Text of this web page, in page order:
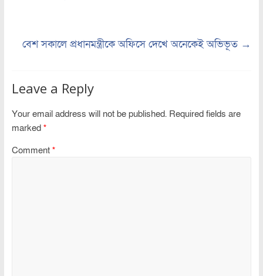
বেশ সকালে প্রধানমন্ত্রীকে অফিসে দেখে অনেকেই অভিভূত →
Leave a Reply
Your email address will not be published. Required fields are
marked *
Comment *